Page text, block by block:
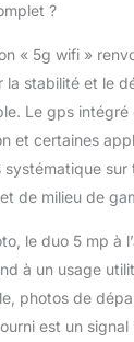
?
« 5g wifi »
la stabilité et le
Le gps intégré
et certaines
systématique
de milieu de
le duo 5 mp à
à un usage
photos de
est un